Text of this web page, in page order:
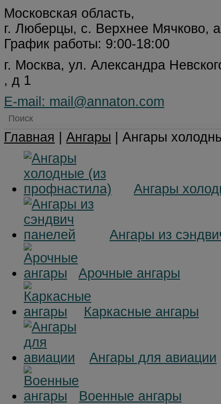
Московская область,
г. Люберцы, с. Верхнее Мячково,
График работы: 9:00-18:00
г. Москва, ул. Александра
, д 1
E-mail: mail@annaton.com
Главная Ангары Ангары
Ангары
Ангары из
Арочные ангары
Каркасные ангары
Ангары для авиации
Военные ангары